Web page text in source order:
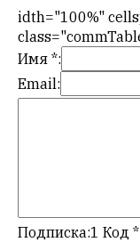
если
принимаются
без
восторга.
Главный
idth="100%"
Имя *:
Email:
Подписка:1 Код